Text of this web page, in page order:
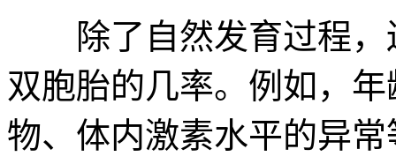
除了自然发育过程，
双胞胎的几率。例如，
物、体内激素水平的异